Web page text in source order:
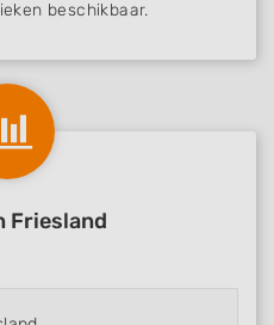
beschikbaar.
Friesland